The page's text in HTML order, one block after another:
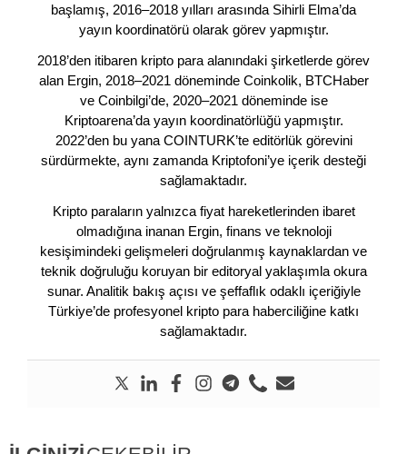
başlamış, 2016–2018 yılları arasında Sihirli Elma’da
yayın koordinatörü olarak görev yapmıştır.
2018’den itibaren kripto para alanındaki şirketlerde görev
alan Ergin, 2018–2021 döneminde Coinkolik, BTCHaber
ve Coinbilgi’de, 2020–2021 döneminde ise
Kriptoarena’da yayın koordinatörlüğü yapmıştır.
2022’den bu yana COINTURK’te editörlük görevini
sürdürmekte, aynı zamanda Kriptofoni’ye içerik desteği
sağlamaktadır.
Kripto paraların yalnızca fiyat hareketlerinden ibaret
olmadığına inanan Ergin, finans ve teknoloji
kesişimindeki gelişmeleri doğrulanmış kaynaklardan ve
teknik doğruluğu koruyan bir editoryal yaklaşımla okura
sunar. Analitik bakış açısı ve şeffaflık odaklı içeriğiyle
Türkiye’de profesyonel kripto para haberciliğine katkı
sağlamaktadır.